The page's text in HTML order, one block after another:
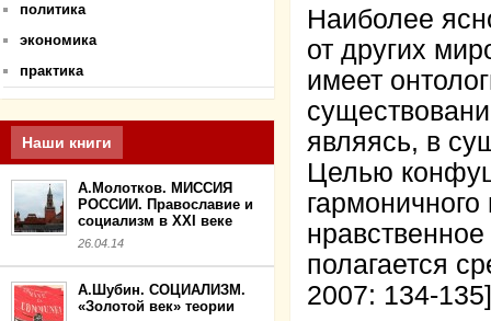
политика
экономика
практика
Наши книги
А.Молотков. МИССИЯ
РОССИИ. Православие и
социализм в XXI веке
26.04.14
А.Шубин. СОЦИАЛИЗМ.
«Золотой век» теории
Наиболее
от других
имеет
являясь, в
Целью
полагается
2007: 134-